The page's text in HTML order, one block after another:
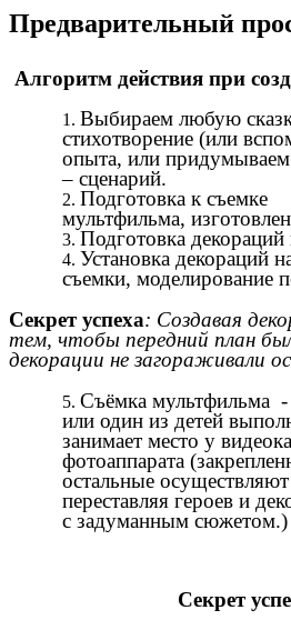
Предварительный
Алгоритм действия при
Выбираем любую
стихотворение (или
опыта, или
– сценарий.
Подготовка к съемке
мультфильма,
Подготовка
Установка декораций
съемки, моделирование
Секрет успеха: Создавая
тем, чтобы передний план
декорации не загораживали
Съёмка мультфильма
или один из детей
занимает место у
фотоаппарата
остальные
переставляя героев и
с задуманным сюжетом.)
Секрет